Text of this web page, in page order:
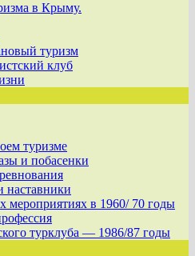
в Крыму.
туризм
клуб
туризме
и побасенки
наставники
мероприятиях в 1960/ 70 годы
турклуба — 1986/87 годы